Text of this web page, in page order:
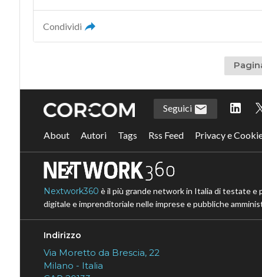
Condividi
Seguici
About Autori Tags Rss Feed Privacy e
Nextwork360 è il più grande network in Italia di testate e
digitale e imprenditoriale nelle imprese e pubbliche
Indirizzo
Via Moretto da Brescia, 22
Milano - Italia